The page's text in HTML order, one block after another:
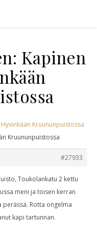
Kapinen
Kruununpuistossa
Kruununpuistossa
#27933
Toukolankatu 2 kettu
meni ja toisen kerran
perässä. Rotta ongelma
kapi tartunnan.